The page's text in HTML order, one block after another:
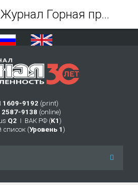
1609-9192 (print)
2587-9138 (online)
Q2 Ι ВАК РФ (K1 )
список (Уровень 1 )
Редакция - Журнал Горная промышленность